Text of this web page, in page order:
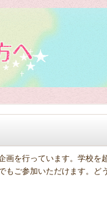
画を行っています。学校を
もご参加いただけます。ど